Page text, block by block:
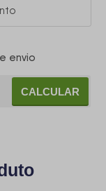
envio
CALCULAR